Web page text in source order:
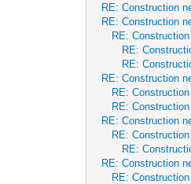
RE: Construction
RE: Construction
RE:
RE:
RE:
RE: Construction
RE:
RE:
RE: Construction
RE:
RE:
RE: Construction
RE: